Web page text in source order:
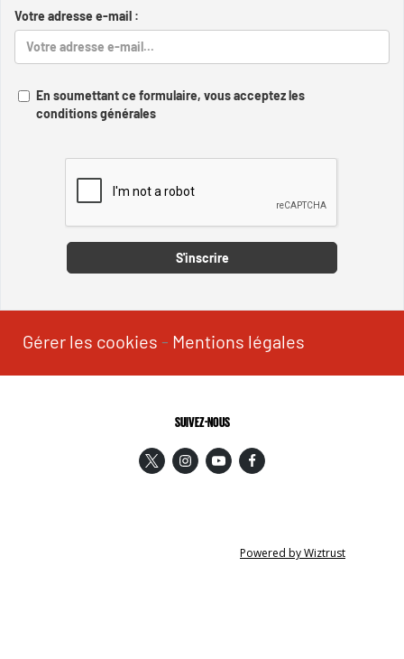
Votre adresse e-mail :
En soumettant ce formulaire, vous acceptez les
conditions générales
S'inscrire
Gérer les cookies - Mentions légales
SUIVEZ-NOUS
Powered by Wiztrust